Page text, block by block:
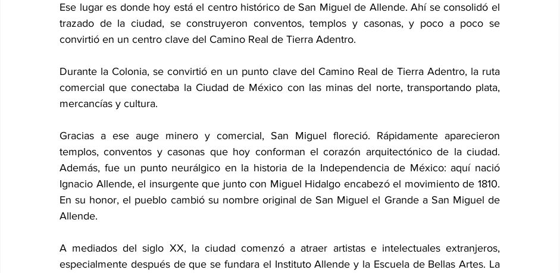
Ese lugar es donde hoy está el centro histórico de San Miguel de Allende. Ahí se consolidó el
trazado de la ciudad, se construyeron conventos, templos y casonas, y poco a poco se
convirtió en un centro clave del Camino Real de Tierra Adentro.
Durante la Colonia, se convirtió en un punto clave del Camino Real de Tierra Adentro, la ruta
comercial que conectaba la Ciudad de México con las minas del norte, transportando plata,
mercancías y cultura.
Gracias a ese auge minero y comercial, San Miguel floreció. Rápidamente aparecieron
templos, conventos y casonas que hoy conforman el corazón arquitectónico de la ciudad.
Además, fue un punto neurálgico en la historia de la Independencia de México: aquí nació
Ignacio Allende, el insurgente que junto con Miguel Hidalgo encabezó el movimiento de 1810.
En su honor, el pueblo cambió su nombre original de San Miguel el Grande a San Miguel de
Allende.
A mediados del siglo XX, la ciudad comenzó a atraer artistas e intelectuales extranjeros,
especialmente después de que se fundara el Instituto Allende y la Escuela de Bellas Artes. La